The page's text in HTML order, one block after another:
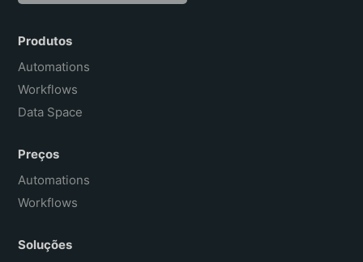
English
Español
Français
Produtos
Automations
Workflows
Data Space
Preços
Automations
Workflows
Soluções